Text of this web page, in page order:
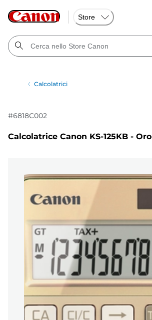
Store
Calcolatrici
#6818C002
Calcolatrice Canon KS-125KB - Oro